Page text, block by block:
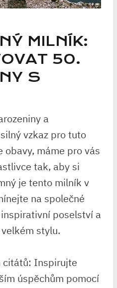
MILNÍK:
50.
S​
a​
vzkaz pro tuto
⁤máme⁤ pro vás
tak, aby si⁤
je tento milník ‍v
na společné⁣
‌poselství a
stylu.
citátů: Inspirujte
úspěchům ‍pomocí‍